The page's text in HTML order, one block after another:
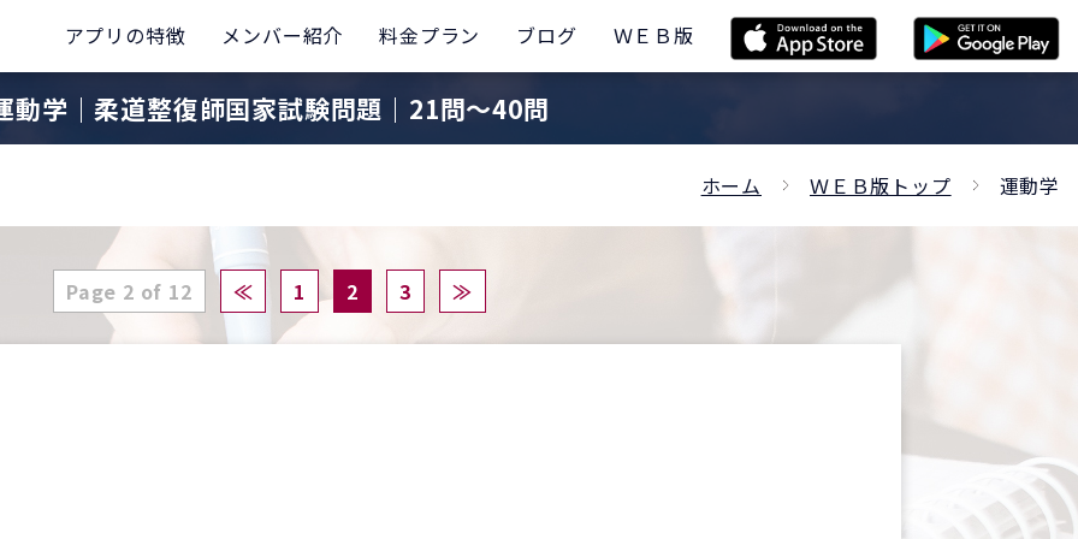
アプリの特徴 メンバー紹介 料金プラン ブログ ＷＥＢ版
動学｜柔道整復師国家試験問題｜21問〜40問
ホーム ＷＥＢ版トップ 運動学
Page 2 of 12 ≪ 1 2 3 ≫